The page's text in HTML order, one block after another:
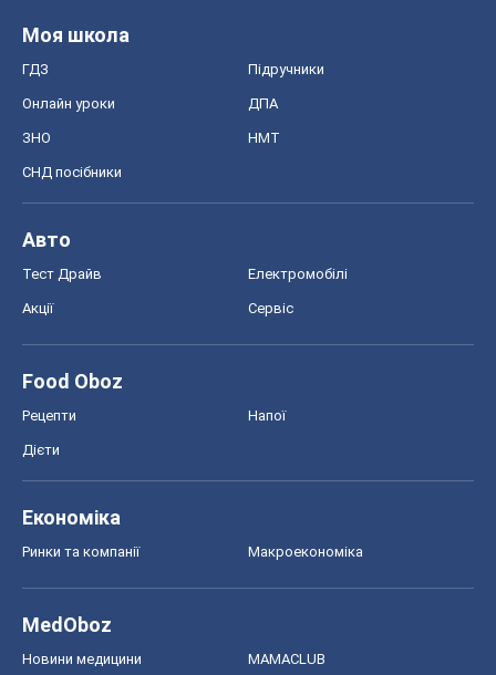
Моя школа
ГДЗ Підручники
Онлайн уроки ДПА
ЗНО НМТ
СНД посібники
Авто
Тест Драйв Електромобілі
Акції Сервіс
Food Oboz
Рецепти Напої
Дієти
Економіка
Ринки та компанії Макроекономіка
MedOboz
Новини медицини MAMACLUB